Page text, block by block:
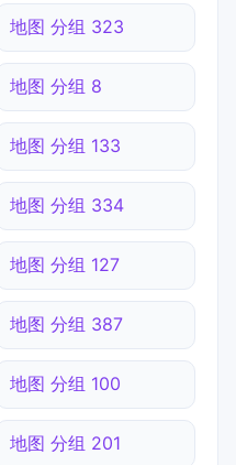
地图 分组 323
地图 分组 8
地图 分组 133
地图 分组 334
地图 分组 127
地图 分组 387
地图 分组 100
地图 分组 201